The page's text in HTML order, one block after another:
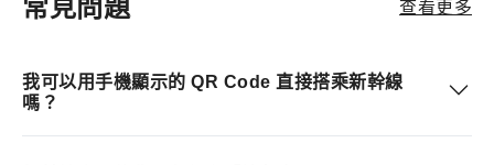
常見問題 查看更多
我可以用手機顯示的 QR Code 直接搭乘新幹線
嗎？